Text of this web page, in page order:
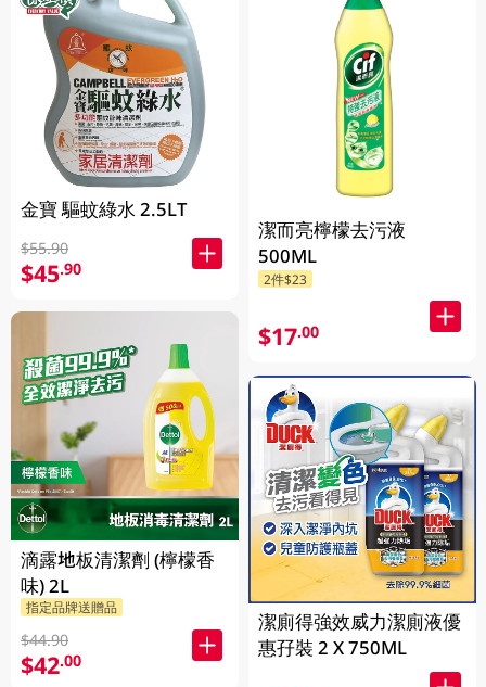
金寶 驅蚊綠水 2.5LT
$55.90
$45.90
滴露地板清潔劑 (檸檬香
味) 2L
指定品牌送贈品
$44.90
$42.00
潔而亮檸檬去污液
500ML
2件$23
$17.00
潔廁得強效威力潔廁液優
惠孖裝 2 X 750ML